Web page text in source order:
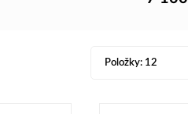
Položky: 12